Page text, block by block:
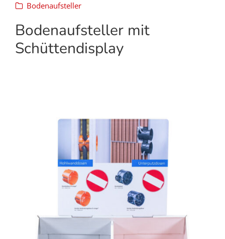
Bodenaufsteller
Bodenaufsteller mit
Schüttendisplay